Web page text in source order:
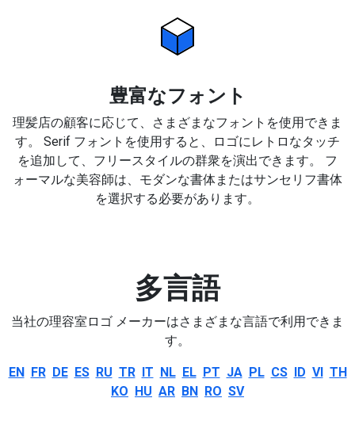
豊富なフォント
理髪店の顧客に応じて、さまざまなフォントを使用できま
す。 Serif フォントを使用すると、ロゴにレトロなタッチ
を追加して、フリースタイルの群衆を演出できます。 フ
ォーマルな美容師は、モダンな書体またはサンセリフ書体
を選択する必要があります。
多言語
当社の理容室ロゴ メーカーはさまざまな言語で利用できま
す。
EN FR DE ES RU TR IT NL EL PT JA PL CS ID VI TH
KO HU AR BN RO SV